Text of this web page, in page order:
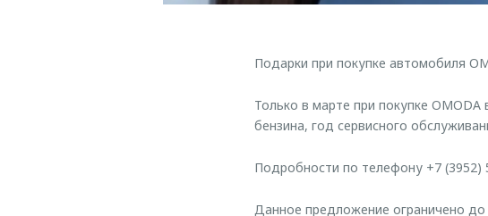
Подарки при покупке автомобиля
Только в марте при покупке
бензина, год сервисного
Подробности по телефону +7 (3952)
Данное предложение ограничено